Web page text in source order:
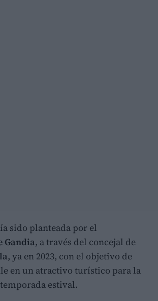
sido planteada por el
Gandia, a través del concejal de
, ya en 2023, con el objetivo de
en un atractivo turístico para la
estival.